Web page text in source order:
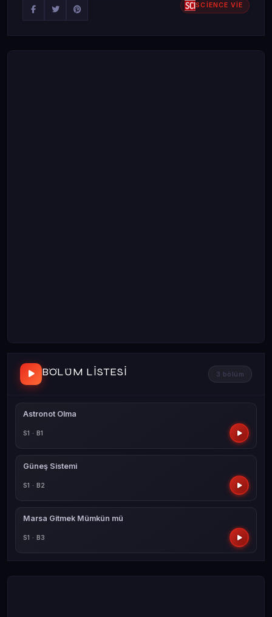
SCİENCE VİE
BÖLÜM LISTESI 3 bölüm
Astronot Olma
S1 · B1
Güneş Sistemi
S1 · B2
Marsa Gitmek Mümkün mü
S1 · B3